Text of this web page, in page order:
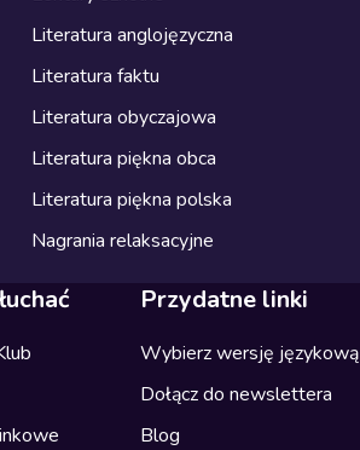
Literatura anglojęzyczna
Literatura faktu
Literatura obyczajowa
Literatura piękna obca
Literatura piękna polska
Nagrania relaksacyjne
Przydatne linki
Wybierz wersję językową
Dołącz do newslettera
Blog